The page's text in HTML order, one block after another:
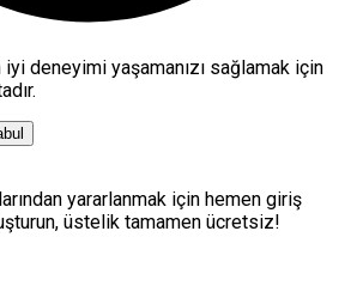
deneyimi yaşamanızı sağlamak için
yararlanmak için hemen giriş
üstelik tamamen ücretsiz!